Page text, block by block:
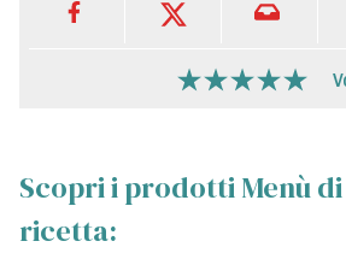
Scopri i prodotti Menù
ricetta: